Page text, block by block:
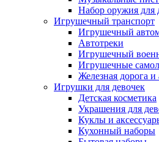
Набор оружия для
Игрушечный транспорт
Игрушечный
Aвтотреки
Игрушечный
Игрушечные
Железная дорога и
Игрушки для девочек
Детская косметика
Украшения для
Куклы и
Кухонный наборы